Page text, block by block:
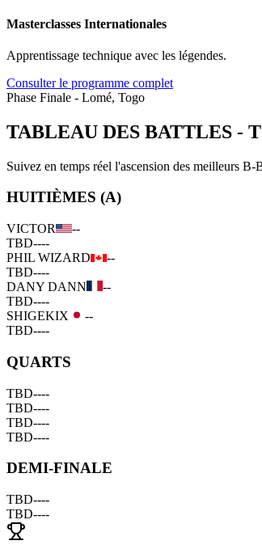
Masterclasses Internationales
Apprentissage technique avec les légendes.
Consulter le programme complet
Phase Finale - Lomé, Togo
TABLEAU DES BATTLES -
Suivez en temps réel l'ascension des meilleurs
HUITIÈMES (A)
VICTOR
--
TBD----
PHIL WIZARD
--
TBD----
DANY DANN
--
TBD----
SHIGEKIX
--
TBD----
QUARTS
TBD----
TBD----
TBD----
TBD----
DEMI-FINALE
TBD----
TBD----